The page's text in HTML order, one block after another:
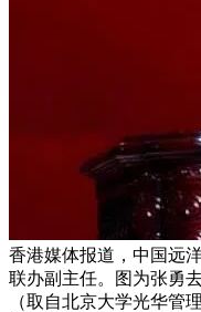
香港媒体报道，中国远
联办副主任。图为张勇
（取自北京大学光华管